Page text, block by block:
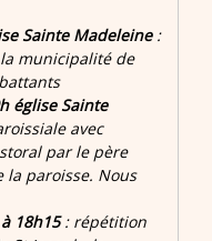
Sainte Madeleine:
la municipalité de
église Sainte
avec
par le père
la paroisse. Nous
18h15: répétition